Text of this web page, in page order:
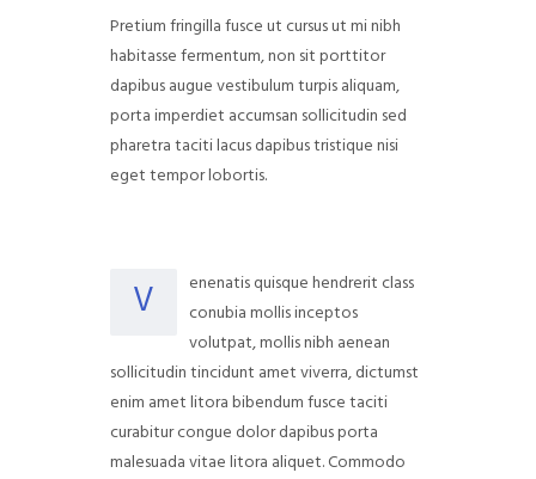
Pretium fringilla fusce ut cursus ut mi nibh
habitasse fermentum, non sit porttitor
dapibus augue vestibulum turpis aliquam,
porta imperdiet accumsan sollicitudin sed
pharetra taciti lacus dapibus tristique nisi
eget tempor lobortis.
V
enenatis quisque hendrerit class
conubia mollis inceptos
volutpat, mollis nibh aenean
sollicitudin tincidunt amet viverra, dictumst
enim amet litora bibendum fusce taciti
curabitur congue dolor dapibus porta
malesuada vitae litora aliquet. Commodo